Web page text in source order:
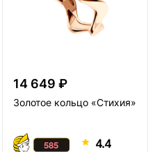
14 649 ₽
Золотое кольцо «Стихия»
4.4